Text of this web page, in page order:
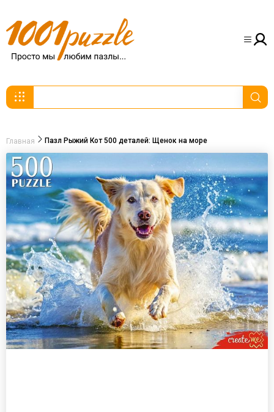
Главная Пазл Рыжий Кот 500 деталей: Щенок на море